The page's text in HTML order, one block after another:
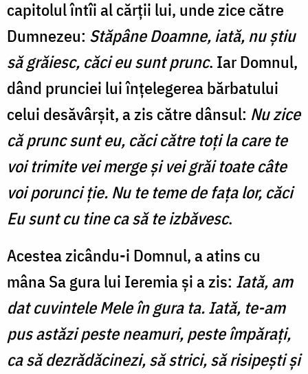
capitolul întîi al cărții lui, unde zice către
Dumnezeu: Stăpâne Doamne, iată, nu știu
să grăiesc, căci eu sunt prunc. Iar Domnul,
dând prunciei lui înțelegerea bărbatului
celui desăvârșit, a zis către dânsul: Nu zice
că prunc sunt eu, căci către toți la care te
voi trimite vei merge și vei grăi toate câte
voi porunci ție. Nu te teme de fața lor, căci
Eu sunt cu tine ca să te izbăvesc.
Acestea zicându-i Domnul, a atins cu
mâna Sa gura lui Ieremia și a zis: Iată, am
dat cuvintele Mele în gura ta. Iată, te-am
pus astăzi peste neamuri, peste împărați,
ca să dezrădăcinezi, să strici, să risipești și